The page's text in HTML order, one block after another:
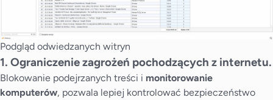
Podgląd odwiedzanych witryn
1. Ograniczenie zagrożeń pochodzących z internetu.
Blokowanie podejrzanych treści i monitorowanie
komputerów, pozwala lepiej kontrolować bezpieczeństwo